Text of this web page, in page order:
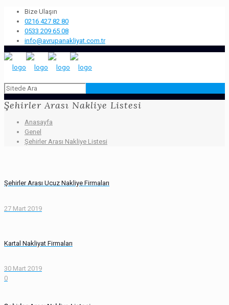
Bize Ulaşın
0216 427 82 80
0533 209 65 08
info@avrupanakliyat.com.tr
Şehirler Arası Nakliye Listesi
Anasayfa
Genel
Şehirler Arası Nakliye Listesi
Şehirler Arası Ucuz Nakliye Firmaları
27 Mart 2019
Kartal Nakliyat Firmaları
30 Mart 2019
0